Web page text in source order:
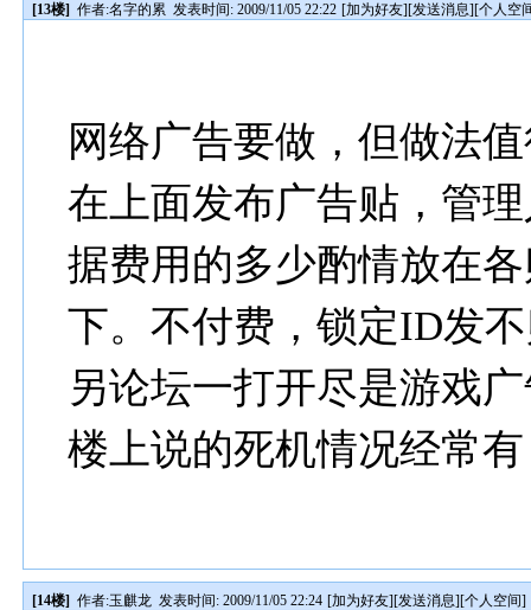
[13楼] 作者:名字的累 发表时间: 2009/11/05 22:22 [加为好友][发送消息][个人空
网络广告要做，但做法
在上面发布广告贴，管
据费用的多少酌情放在
下。不付费，锁定ID发
另论坛一打开尽是游戏
楼上说的死机情况经常
[14楼] 作者:玉麒龙 发表时间: 2009/11/05 22:24 [加为好友][发送消息][个人空间]